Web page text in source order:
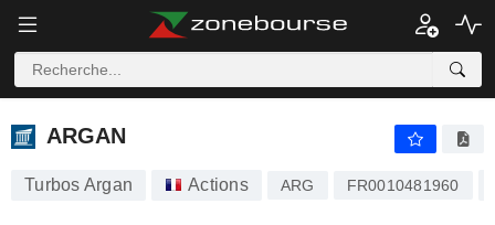
ARGAN
ARGAN
Turbos Argan Actions ARG FR0010481960